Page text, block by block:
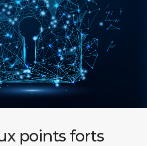
points forts